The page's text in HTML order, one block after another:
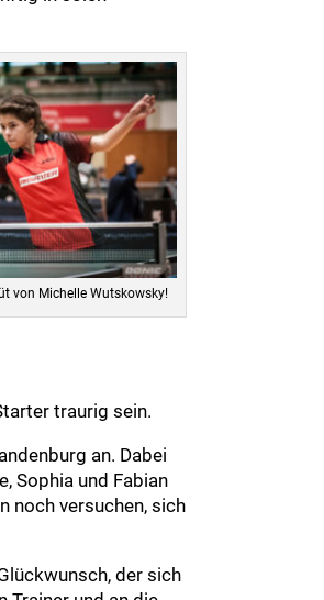
von Michelle Wutskowsky!
traurig sein.
an. Dabei
Sophia und Fabian
noch versuchen, sich
der sich